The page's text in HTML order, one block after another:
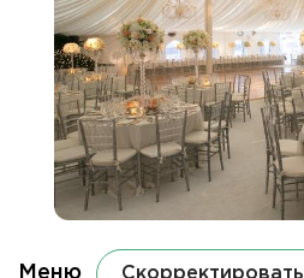
Меню Скорректировать